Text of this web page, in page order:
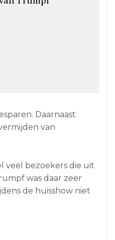
Daarnaast
van
veel bezoekers die uit
was daar zeer
de huisshow niet